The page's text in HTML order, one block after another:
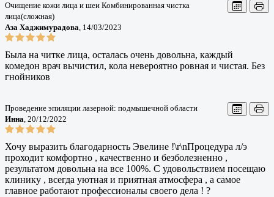
Очищение кожи лица и шеи Комбинированная чистка
лица(сложная)
Аза Хаджимурадова, 14/03/2023
Была на читке лица, осталась очень довольна, каждый
комедон врач вычистил, кола невероятно ровная и чистая. Без
гнойников
Проведение эпиляции лазерной: подмышечной области
Инна, 20/12/2022
Хочу выразить благодарность Эвелине !\r\nПроцедура л/э
проходит комфортно , качественно и безболезненно ,
результатом довольна на все 100%. С удовольствием посещаю
клинику , всегда уютная и приятная атмосфера , а самое
главное работают профессионалы своего дела ! ?